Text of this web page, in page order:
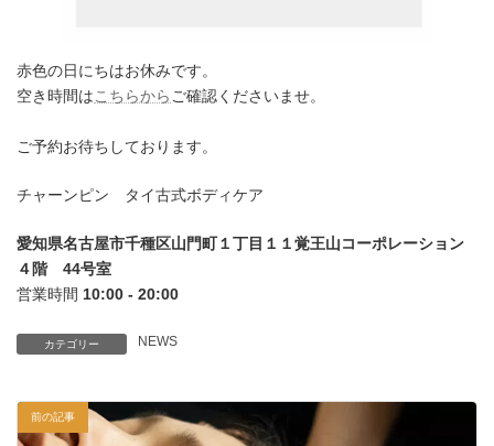
赤色の日にちはお休みです。
空き時間はこちらから ご確認くださいませ。
ご予約お待ちしております。
チャーンピン タイ古式ボディケア
愛知県名古屋市千種区山門町１丁目１１覚王山コーポレーション
４階 44号室
営業時間 10:00 - 20:00
カテゴリー NEWS
前の記事